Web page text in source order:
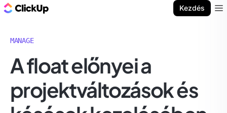
Kezdés
MANAGE
A float előnyei a
projektváltozások és